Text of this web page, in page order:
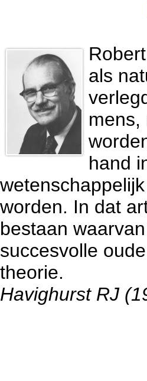
als
mens,
hand
worden. In dat
bestaan
succesvolle
theorie.
Havighurst RJ